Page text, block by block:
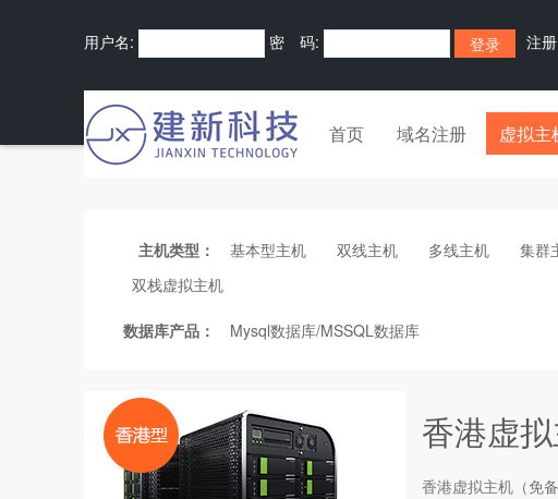
用户名: 密 码: 注册
首页 域名注册 虚拟主
主机类型： 基本型主机 双线主机 多线主机 集群
双栈虚拟主机
数据库产品： Mysql数据库/MSSQL数据库
香港虚
香港虚拟主机 （免